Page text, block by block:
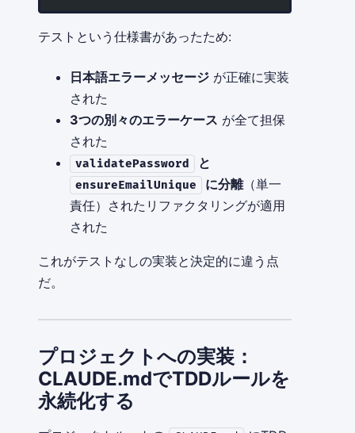
テストという仕様書があったため:
日本語エラーメッセージ が正確に実装
された
3つの別々のエラーケース が全て担保
された
validatePassword と
ensureEmailUnique に分離（単一
責任）されたリファクタリングが適用
された
これがテストなしの実装と決定的に違う点
だ。
プロジェクトへの実装：
CLAUDE.mdでTDDルールを
永続化する